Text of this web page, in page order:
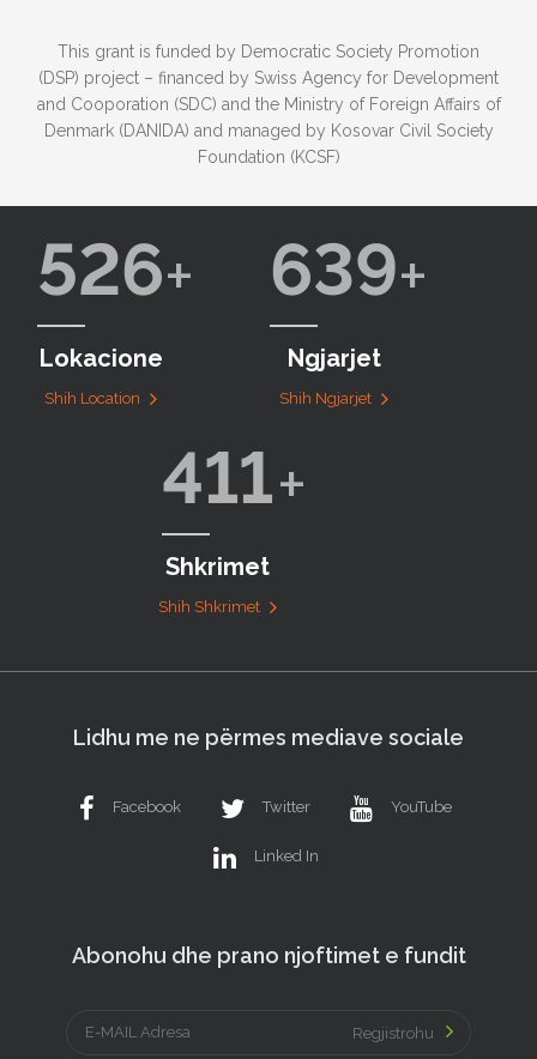
This grant is funded by Democratic Society Promotion
(DSP) project – financed by Swiss Agency for Development
and Cooporation (SDC) and the Ministry of Foreign Affairs of
Denmark (DANIDA) and managed by Kosovar Civil Society
Foundation (KCSF)
526
Lokacione
Shih Location
639
Ngjarjet
Shih Ngjarjet
411
Shkrimet
Shih Shkrimet
Lidhu me ne përmes mediave sociale
Facebook Twitter YouTube
Linked In
Abonohu dhe prano njoftimet e fundit
Regjistrohu